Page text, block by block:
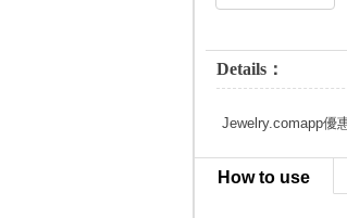
Details：
Jewelry.comapp優
How to use